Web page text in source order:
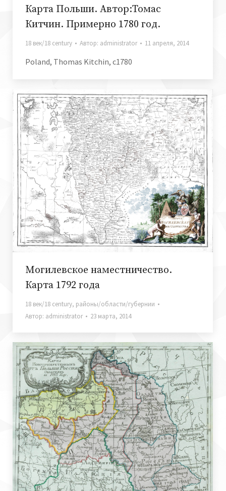
Карта Польши. Автор:Томас
Китчин. Примерно 1780 год.
18 век/18 century Автор: administrator 11 апреля, 2014
Poland, Thomas Kitchin, c1780
Могилевское наместничество.
Карта 1792 года
18 век/18 century, районы/области/губернии
Автор: administrator 23 марта, 2014